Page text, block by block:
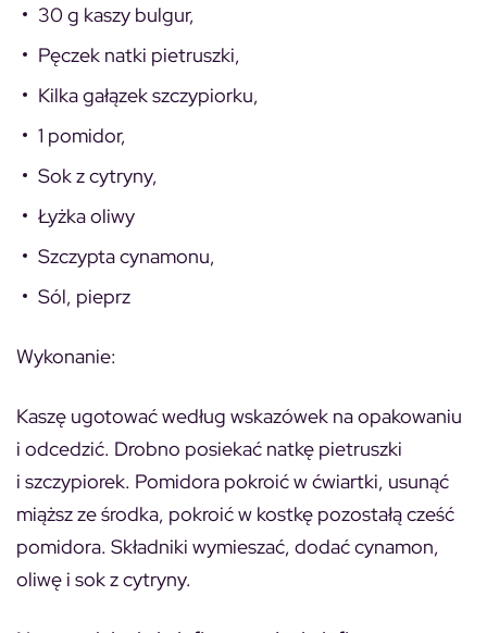
30 g kaszy bulgur,
Pęczek natki pietruszki,
Kilka gałązek szczypiorku,
1 pomidor,
Sok z cytryny,
Łyżka oliwy
Szczypta cynamonu,
Sól, pieprz
Wykonanie:
Kaszę ugotować według wskazówek na opakowaniu
i odcedzić. Drobno posiekać natkę pietruszki
i szczypiorek. Pomidora pokroić w ćwiartki, usunąć
miąższ ze środka, pokroić w kostkę pozostałą cześć
pomidora. Składniki wymieszać, dodać cynamon,
oliwę i sok z cytryny.